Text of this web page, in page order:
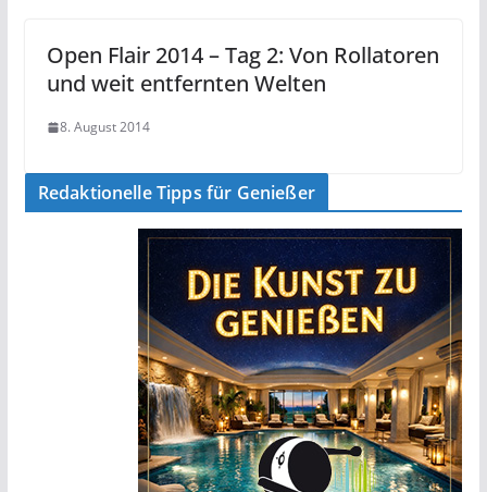
Open Flair 2014 – Tag 2: Von Rollatoren
und weit entfernten Welten
8. August 2014
Redaktionelle Tipps für Genießer